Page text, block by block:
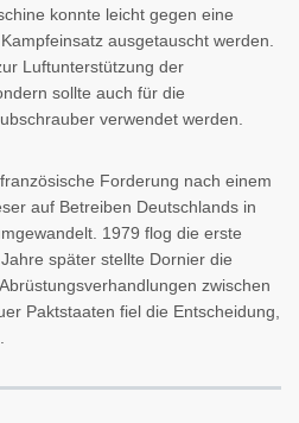
konnte leicht gegen eine
ausgetauscht werden.
Luftunterstützung der
sollte auch für die
verwendet werden.
Forderung nach einem
auf Betreiben Deutschlands in
1979 flog die erste
später stellte Dornier die
zwischen
Paktstaaten fiel die Entscheidung,